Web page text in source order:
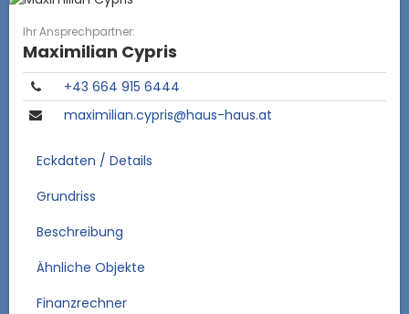
Ihr Ansprechpartner:
Maximilian Cypris
+43 664 915 6444
maximilian.cypris@haus-haus.at
Eckdaten / Details
Grundriss
Beschreibung
Ähnliche Objekte
Finanzrechner